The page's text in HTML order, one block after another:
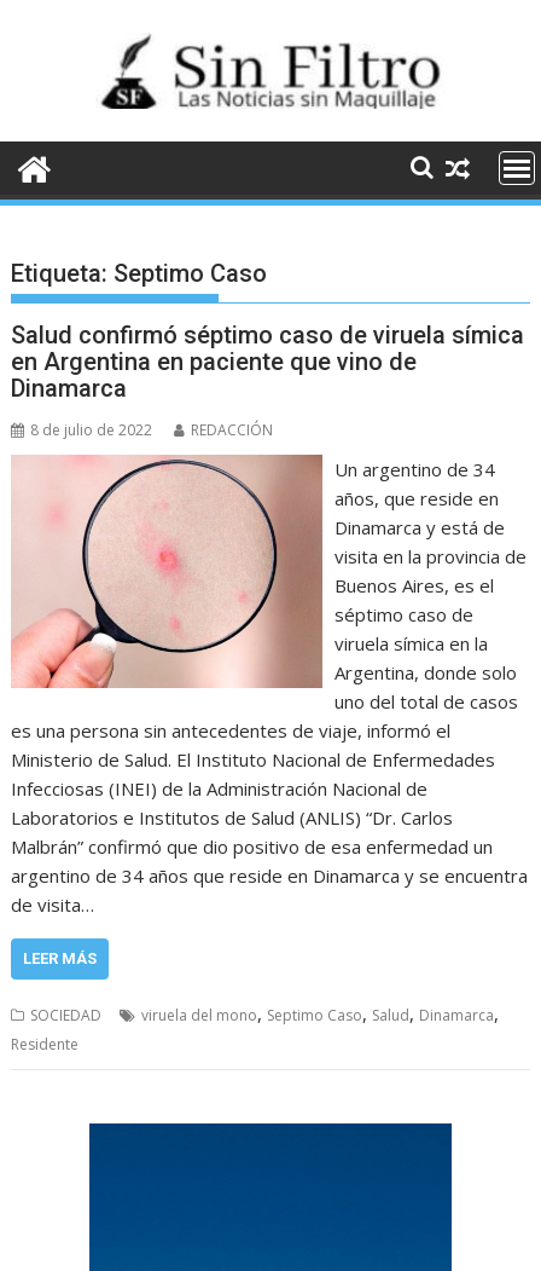
Etiqueta: Septimo Caso
Salud confirmó séptimo caso de viruela símica
en Argentina en paciente que vino de
Dinamarca
8 de julio de 2022 REDACCIÓN
Un argentino de 34
años, que reside en
Dinamarca y está de
visita en la provincia de
Buenos Aires, es el
séptimo caso de
viruela símica en la
Argentina, donde solo
uno del total de casos
es una persona sin antecedentes de viaje, informó el
Ministerio de Salud. El Instituto Nacional de Enfermedades
Infecciosas (INEI) de la Administración Nacional de
Laboratorios e Institutos de Salud (ANLIS) “Dr. Carlos
Malbrán” confirmó que dio positivo de esa enfermedad un
argentino de 34 años que reside en Dinamarca y se encuentra
de visita…
LEER MÁS
SOCIEDAD viruela del mono, Septimo Caso, Salud, Dinamarca,
Residente